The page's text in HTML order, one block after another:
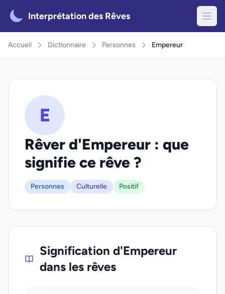
Interprétation des Rêves
Accueil Dictionnaire Personnes Empereur
E
Rêver d'Empereur : que
signifie ce rêve ?
Personnes Culturelle Positif
Signification d'Empereur
dans les rêves